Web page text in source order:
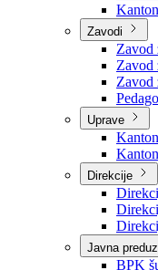
Ustanove
Centar
Dom
Zavodi
Zavod
Zavod
Zavod
Uprave
Direkcije